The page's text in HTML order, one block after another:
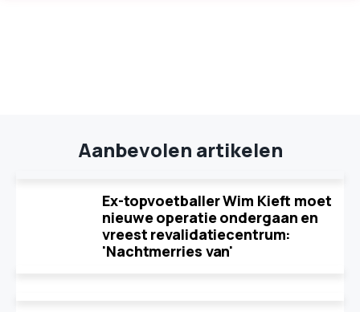
Aanbevolen artikelen
Ex-topvoetballer Wim Kieft moet
nieuwe operatie ondergaan en
vreest revalidatiecentrum:
'Nachtmerries van'